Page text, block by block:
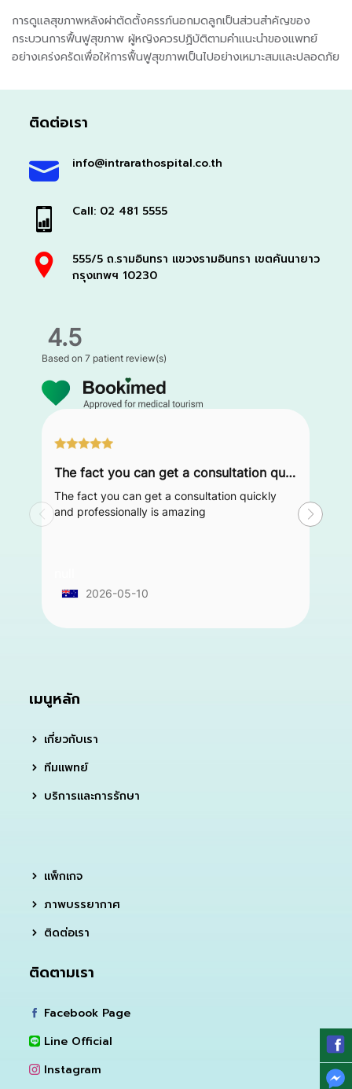
การดูแลสุขภาพหลังผ่าตัดตั้งครรภ์นอกมดลูกเป็นส่วนสำคัญของ
กระบวนการฟื้นฟูสุขภาพ ผู้หญิงควรปฏิบัติตามคำแนะนำของแพทย์
อย่างเคร่งครัดเพื่อให้การฟื้นฟูสุขภาพเป็นไปอย่างเหมาะสมและปลอดภัย
ติดต่อเรา
info@intrarathospital.co.th
Call: 02 481 5555
555/5 ถ.รามอินทรา แขวงรามอินทรา เขตคันนายาว
กรุงเทพฯ 10230
4.5
Based on7 patient review(s)
The fact you can get a consultation quickly and professionally is amazing
The fact you can get a consultation quickly
and professionally is amazing
2026-05-10
เมนูหลัก
เกี่ยวกับเรา
ทีมแพทย์
บริการและการรักษา
แพ็กเกจ
ภาพบรรยากาศ
ติดต่อเรา
ติดตามเรา
Facebook Page
Line Official
Instagram